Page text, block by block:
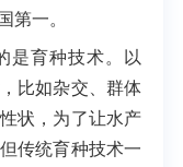
第一。
是育种技术。以
比如杂交、群体
状，为了让水产
传统育种技术一